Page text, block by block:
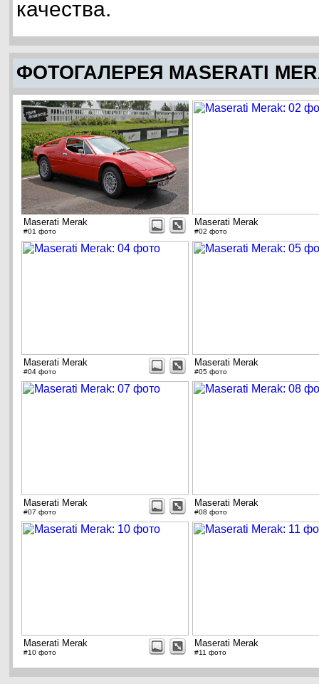
качества.
ФОТОГАЛЕРЕЯ MASERATI
Maserati Merak
#01 фото
Maserati Merak
#02 фото
Maserati Merak
#04 фото
Maserati Merak
#05 фото
Maserati Merak
#07 фото
Maserati Merak
#08 фото
Maserati Merak
#10 фото
Maserati Merak
#11 фото